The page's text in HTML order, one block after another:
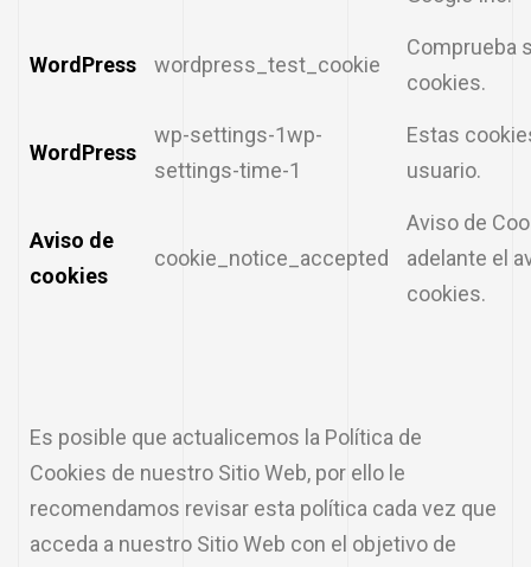
WordPress wordpress_test_cookie
Comprueba
cookies.
WordPress
wp-settings-1wp-
settings-time-1
Estas
usuario.
Aviso de
cookies
cookie_notice_accepted
Aviso de
adelante el
cookies.
Es posible que actualicemos la Política de
Cookies de nuestro Sitio Web, por ello le
recomendamos revisar esta política cada vez que
acceda a nuestro Sitio Web con el objetivo de